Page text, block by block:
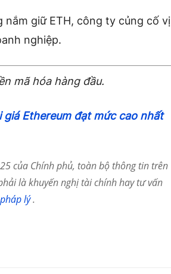
giữ ETH, công ty củng cố vị
nghiệp.
mã hóa hàng đầu.
Ethereum đạt mức cao nhất
của Chính phủ, toàn bộ thông tin trên
là khuyến nghị tài chính hay tư vấn
lý.